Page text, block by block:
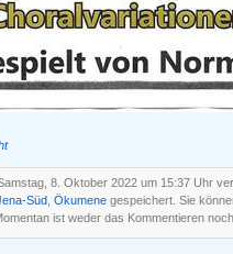
8. Oktober 2022 um 15:37 Uhr
Süd Ökumene gespeichert. Sie
ist weder das Kommentieren